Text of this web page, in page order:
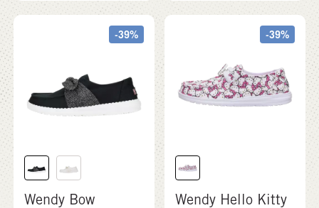
-39%
Wendy Bow
-39%
Wendy Hello Kitty